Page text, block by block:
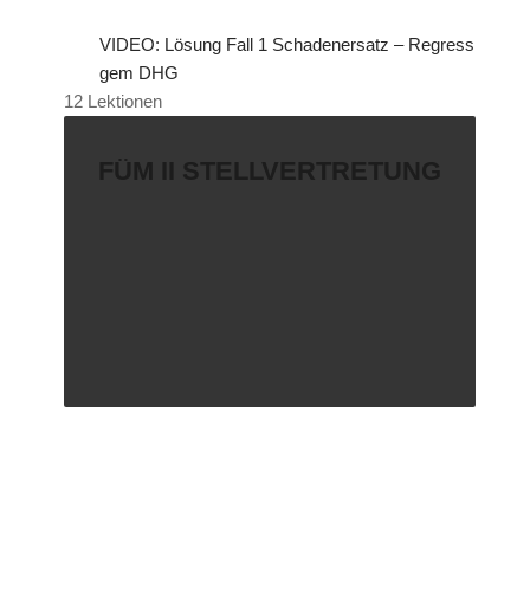
VIDEO: Lösung Fall 1 Schadenersatz – Regress
gem DHG
12 Lektionen
FÜM II STELLVERTRETUNG